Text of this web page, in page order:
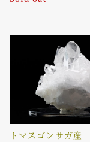
トマスゴンサガ産